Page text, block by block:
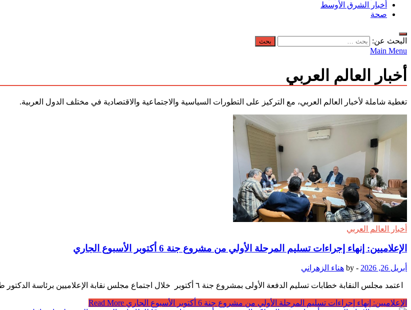
أخبار الشرق الأوسط
صحة
البحث عن:
Main Menu
أخبار العالم العربي
تغطية شاملة لأخبار العالم العربي، مع التركيز على التطورات السياسية والاجتماعية والاقتصادية في مختلف الدول العربية.
أخبار العالم العربي
الإعلاميين: إنهاء إجراءات تسليم المرحلة الأولي من مشروع جنة 6 أكتوبر الأسبوع الجاري
أبريل 26, 2026 -
by هناء الزهراني
اعتمد مجلس النقابة خطابات تسليم الدفعة الأولى بمشروع جنة ٦ أكتوبر خلال اجتماع مجلس نقابة الإعلاميين برئاسة الدكتور طارق سعده نقيب الإعلاميين اليوم. وأكد مجلس النقابة أن النقابة ستبدأ …
الإعلاميين: إنهاء إجراءات تسليم المرحلة الأولي من مشروع جنة 6 أكتوبر الأسبوع الجاري